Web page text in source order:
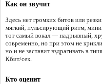
Как он звучит
Здесь нет громких битов или
мягкий, пульсирующий ритм,
тот самый вокал — надрывный,
современно, но при этом не
но и не заставит вздрагивать в
Кбит/сек.
Кто оценит